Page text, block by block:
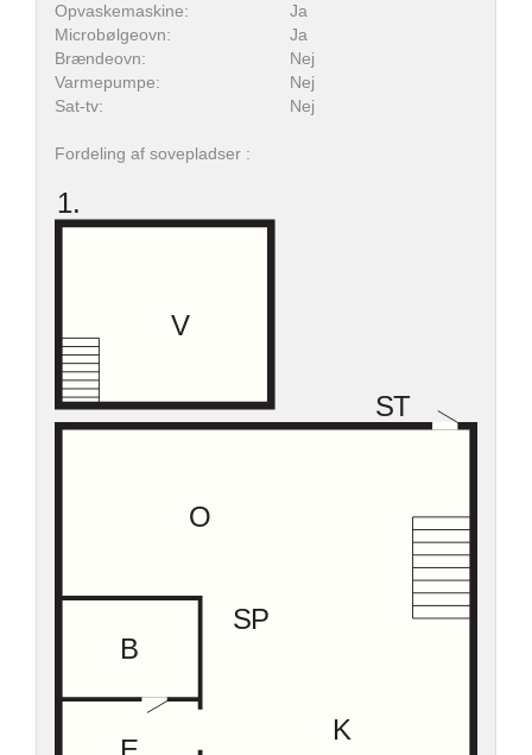
Opvaskemaskine:
Ja
Microbølgeovn:
Ja
Brændeovn:
Nej
Varmepumpe:
Nej
Sat-tv:
Nej
Fordeling af sovepladser :